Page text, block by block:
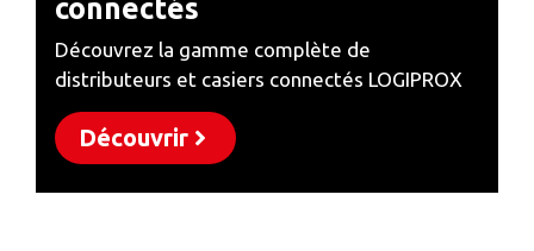
connectés
Découvrez la gamme complète de
distributeurs et casiers connectés LOGIPROX
Découvrir